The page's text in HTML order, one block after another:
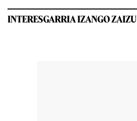
INTERESGARRIA IZANGO ZAIZU